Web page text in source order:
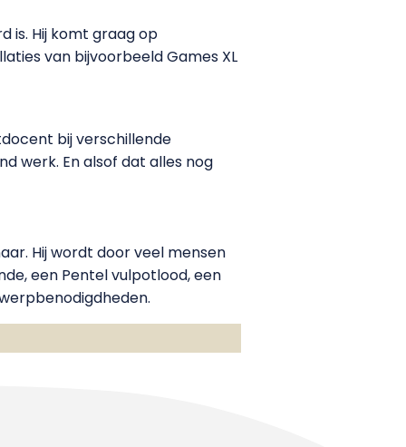
is. Hij komt graag op
van bijvoorbeeld Games XL
bij verschillende
werk. En alsof dat alles nog
Hij wordt door veel mensen
een Pentel vulpotlood, een